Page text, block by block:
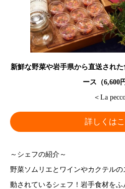
新鮮な野菜や岩手県から直送され
ース（6,600
＜La
詳しくは
～シェフの紹介～
野菜ソムリエとワインやカクテル
動されているシェフ！岩手食材を